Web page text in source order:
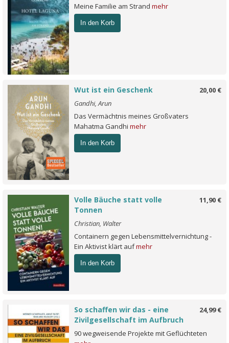
Meine Familie am Strand mehr
In den Korb
20,00 €
Wut ist ein Geschenk
Gandhi, Arun
Das Vermächtnis meines Großvaters
Mahatma Gandhi mehr
In den Korb
11,90 €
Volle Bäuche statt volle
Tonnen
Christian, Walter
Containern gegen Lebensmittelvernichtung -
Ein Aktivist klärt aufmehr
In den Korb
24,99 €
So schaffen wir das - eine
Zivilgesellschaft im Aufbruch
90 wegweisende Projekte mit Geflüchteten